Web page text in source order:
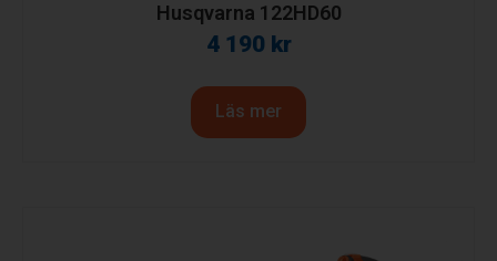
Husqvarna 122HD60
4 190 kr
Läs mer